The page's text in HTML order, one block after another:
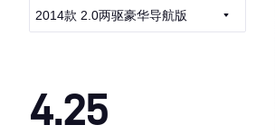
2014款 2.0两驱豪华导航版
4.25